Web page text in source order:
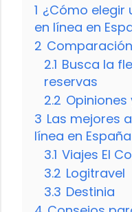
1 ¿Cómo elegir
en línea en
2
2.1 Busca la
reservas
2.2
3 Las mejores
línea en España
3.1 Viajes El
3.2 Logitravel
3.3 Destinia